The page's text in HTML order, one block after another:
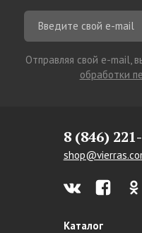
Отправляя свой e-mail,
обработки
8 (846)
Каталог